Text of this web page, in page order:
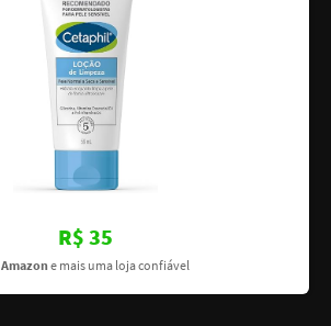
R$ 35
Amazon e mais uma loja confiável